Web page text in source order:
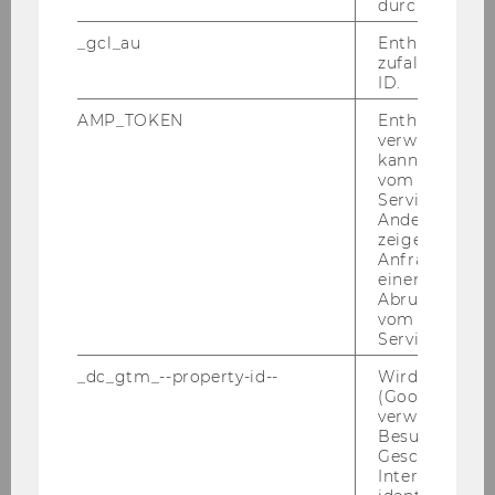
Lauf­zeit: seit dem Som­mer­se­
mes­ter 2022, jähr­li­che Kurs-​
Teil­neh­men­de Stu­die­ren­de: ca.
120 SIMC-​Masterstudierende seit
In­sti­tut für Hoch­schul­ma­nage­
WU-​Mitarbeiter*innen & Part­ner:
Dr. Bern­hard Böhm, Prof. Bar­ba­ra
Ko­ope­ra­ti­ons­part­ner: UN World
durch
_gcl_au
Enthält eine
ID.
AMP_TOKEN
Enthält ein
verwendet
kann, um
vom AMP-
Service
Andere
zeigen Opt-
Anfrage im
einen Fehler
Abrufen
vom AMP
Service an.
_dc_gtm_--property-id--
Wird von
(Google Tag
verwendet,
Besucher
Geschlecht
Interessen zu